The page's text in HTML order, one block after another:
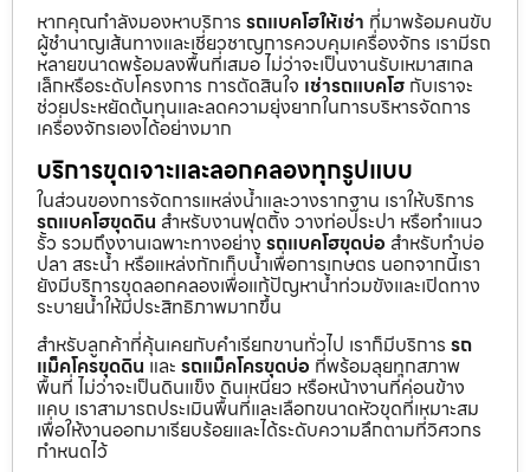
หากคุณกำลังมองหาบริการ รถแบคโฮให้เช่า ที่มาพร้อมคนขับ
ผู้ชำนาญเส้นทางและเชี่ยวชาญการควบคุมเครื่องจักร เรามีรถ
หลายขนาดพร้อมลงพื้นที่เสมอ ไม่ว่าจะเป็นงานรับเหมาสเกล
เล็กหรือระดับโครงการ การตัดสินใจ เช่ารถแบคโฮ กับเราจะ
ช่วยประหยัดต้นทุนและลดความยุ่งยากในการบริหารจัดการ
เครื่องจักรเองได้อย่างมาก
บริการขุดเจาะและลอกคลองทุกรูปแบบ
ในส่วนของการจัดการแหล่งน้ำและวางรากฐาน เราให้บริการ
รถแบคโฮขุดดิน สำหรับงานฟุตติ้ง วางท่อประปา หรือทำแนว
รั้ว รวมถึงงานเฉพาะทางอย่าง รถแบคโฮขุดบ่อ สำหรับทำบ่อ
ปลา สระน้ำ หรือแหล่งกักเก็บน้ำเพื่อการเกษตร นอกจากนี้เรา
ยังมีบริการขุดลอกคลองเพื่อแก้ปัญหาน้ำท่วมขังและเปิดทาง
ระบายน้ำให้มีประสิทธิภาพมากขึ้น
สำหรับลูกค้าที่คุ้นเคยกับคำเรียกขานทั่วไป เราก็มีบริการ รถ
แม็คโครขุดดิน และ รถแม็คโครขุดบ่อ ที่พร้อมลุยทุกสภาพ
พื้นที่ ไม่ว่าจะเป็นดินแข็ง ดินเหนียว หรือหน้างานที่ค่อนข้าง
แคบ เราสามารถประเมินพื้นที่และเลือกขนาดหัวขุดที่เหมาะสม
เพื่อให้งานออกมาเรียบร้อยและได้ระดับความลึกตามที่วิศวกร
กำหนดไว้